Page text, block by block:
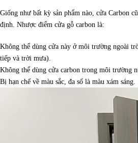
Giống như bất kỳ sản phẩm nào, cửa Carbon
định. Nhược điểm cửa gỗ carbon là:
Không thể dùng cửa này ở môi trường ngoài
tiếp và trời mưa).
Không thể dùng cửa carbon trong môi trường
Bị hạn chế về màu sắc, đa số là màu xám sáng.